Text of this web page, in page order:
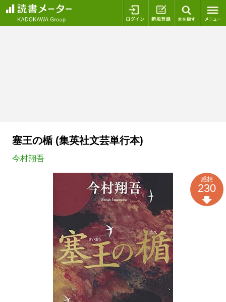
ログイン 新規登録
塞王の楯 (集英社文芸単行本)
今村翔吾
感想
230